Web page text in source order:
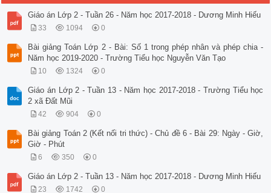
Giáo án Lớp 2 - Tuần 26 - Năm học 2017-2018 - Dương Minh Hiếu
33 1094 0
Bài giảng Toán Lớp 2 - Bài: Số 1 trong phép nhân và phép chia -
Năm học 2019-2020 - Trường Tiểu học Nguyễn Văn Tạo
10 1324 0
Giáo án Lớp 2 - Tuần 13 - Năm học 2017-2018 - Trường Tiểu học
2 xã Đất Mũi
42 904 0
Bài giảng Toán 2 (Kết nối tri thức) - Chủ đề 6 - Bài 29: Ngày - Giờ,
Giờ - Phút
6 350 0
Giáo án Lớp 2 - Tuần 13 - Năm học 2017-2018 - Dương Minh Hiếu
23 1742 0